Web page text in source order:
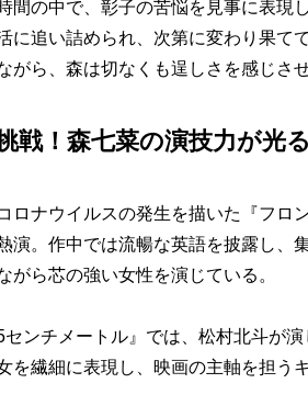
間の中で、彰子の苦悩を見事に表現
に追い詰められ、次第に変わり果て
がら、森は切なくも逞しさを感じさ
戦！森七菜の演技力が光
ロナウイルスの発生を描いた『フロ
演。作中では流暢な英語を披露し、
がら芯の強い女性を演じている。
センチメートル』では、松村北斗が
を繊細に表現し、映画の主軸を担う